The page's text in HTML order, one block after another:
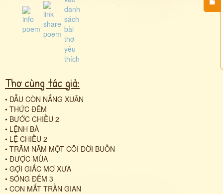
Thơ cùng tác giả:
• DẪU CÒN NẮNG XUÂN
• THỨC ĐÊM
• BƯỚC CHIỀU 2
• LỆNH BÀ
• LỆ CHIỀU 2
• TRĂM NĂM MỘT CÕI ĐỜI BUỒN
• ĐƯỢC MÙA
• GỢI GIẤC MƠ XƯA
• SÓNG ĐÊM 3
• CON MẮT TRẦN GIAN